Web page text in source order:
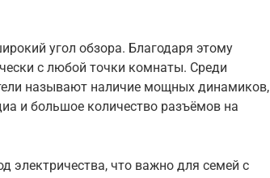
угол обзора. Благодаря этому
с любой точки комнаты. Среди
называют наличие мощных динамиков,
и большое количество разъёмов на
электричества, что важно для семей с